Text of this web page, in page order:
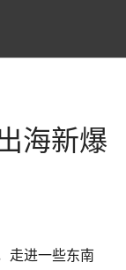
海新爆
走进一些东南